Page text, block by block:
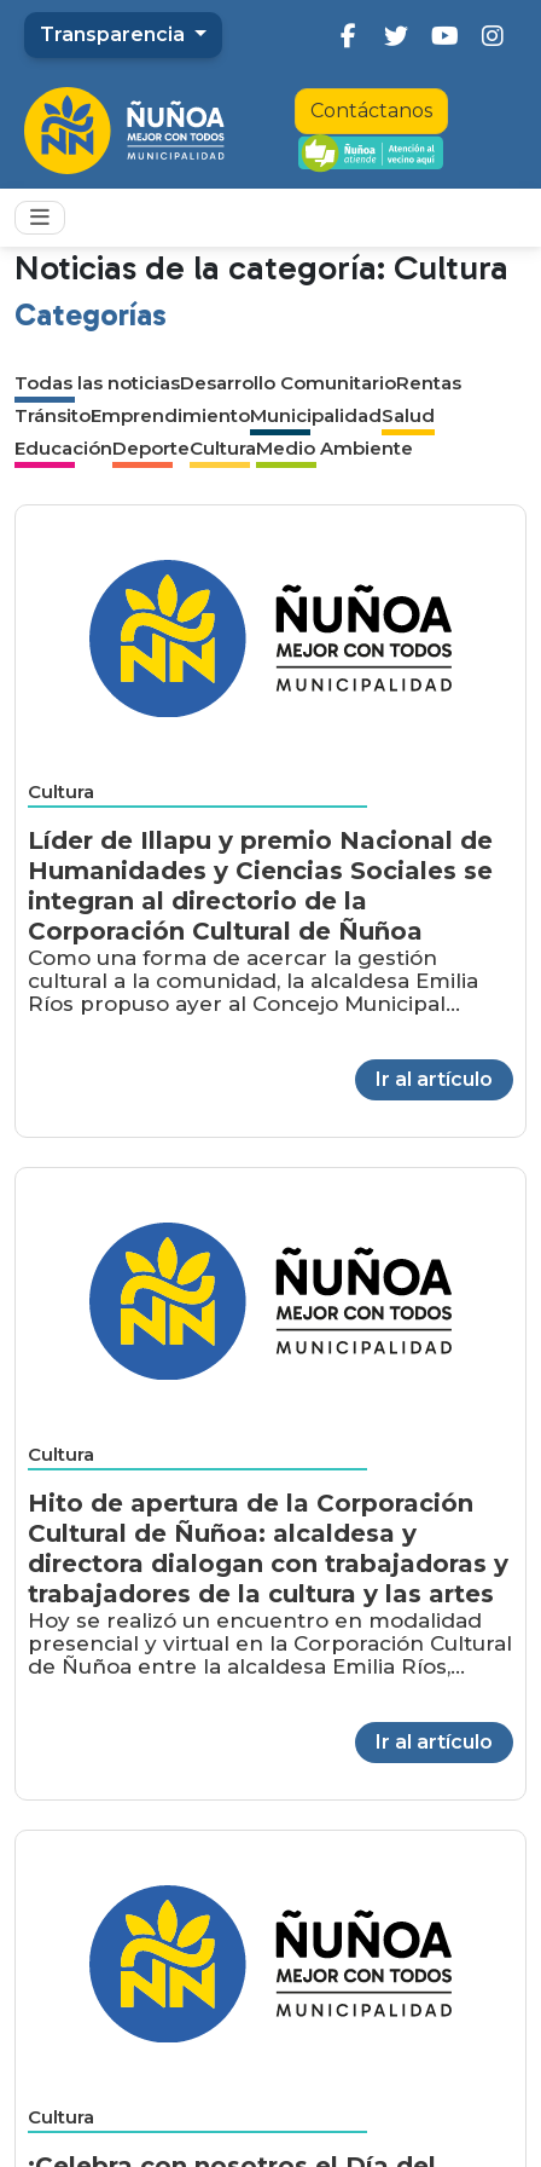
Transparencia
Contáctanos
Noticias de la categoría: Cultura
Cultura
Líder de Illapu y premio Nacional de
Humanidades y Ciencias Sociales se
integran al directorio de la
Corporación Cultural de Ñuñoa
Como una forma de acercar la gestión
cultural a la comunidad, la alcaldesa Emilia
Ríos propuso ayer al Concejo Municipal...
Ir al artículo
Cultura
Hito de apertura de la Corporación
Cultural de Ñuñoa: alcaldesa y
directora dialogan con trabajadoras y
trabajadores de la cultura y las artes
Hoy se realizó un encuentro en modalidad
presencial y virtual en la Corporación Cultural
de Ñuñoa entre la alcaldesa Emilia Ríos,...
Ir al artículo
Cultura
Categorías
Todas las noticiasDesarrollo ComunitarioRentas
TránsitoEmprendimientoMunicipalidadSalud
EducaciónDeporteCulturaMedio Ambiente